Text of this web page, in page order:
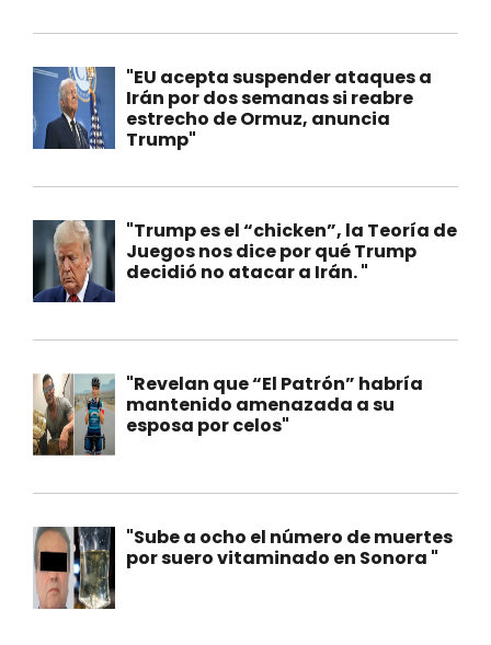
"EU acepta suspender ataques a
Irán por dos semanas si reabre
estrecho de Ormuz, anuncia
Trump"
"Trump es el “chicken”, la Teoría de
Juegos nos dice por qué Trump
decidió no atacar a Irán. "
"Revelan que “El Patrón” habría
mantenido amenazada a su
esposa por celos"
"Sube a ocho el número de muertes
por suero vitaminado en Sonora "